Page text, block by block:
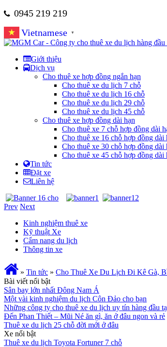
0945 219 219
Vietnamese
▼
Giới thiệu
Dịch vụ
Cho thuê xe hợp đồng ngắn hạn
Cho thuê xe du lịch 7 chỗ
Cho thuê xe du lịch 16 chỗ
Cho thuê xe du lịch 29 chỗ
Cho thuê xe du lịch 45 chỗ
Cho thuê xe hợp đồng dài hạn
Cho thuê xe 7 chỗ hợp đồng dài
Cho thuê xe 16 chỗ hợp đồng dài
Cho thuê xe 30 chỗ hợp đồng dài
Cho thuê xe 45 chỗ hợp đồng dài
Tin tức
Đặt xe
Liên hệ
Prev Next
Kinh nghiệm thuê xe
Kỹ thuật Xe
Cẩm nang du lịch
Thông tin xe
» Tin tức » Cho Thuê Xe Du Lịch Đi Kê Gà,
Bài viết nổi bật
Sân bay lớn nhất Đông Nam Á
Một vài kinh nghiệm du lịch Côn Đảo cho bạn
Những công ty cho thuê xe du lịch uy tín hàng đầu
Đến Phan Thiết – Mũi Né ăn gì, ăn ở đâu ngon và rẻ
Thuê xe du lịch 25 chỗ đời mới ở đâu
Xe nổi bật
Thuê xe du lịch Toyota Fortuner 7 chỗ